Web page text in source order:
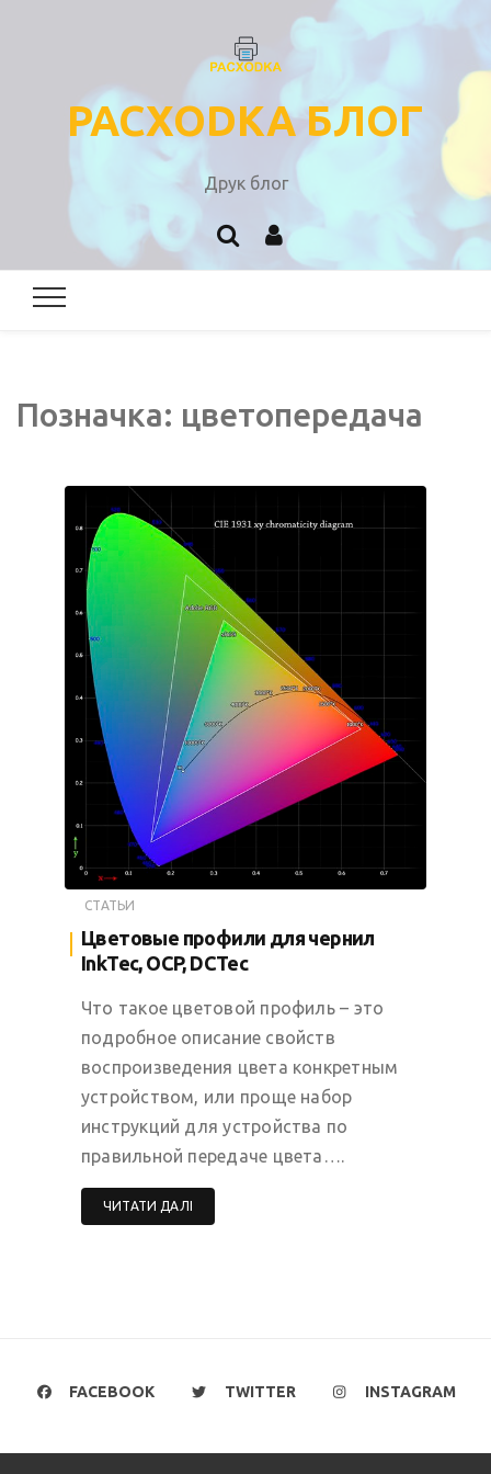
PACXODKA БЛОГ
Друк блог
Позначка: цветопередача
СТАТЬИ
Цветовые профили для чернил
InkTec, OCP, DCTec
Что такое цветовой профиль – это
подробное описание свойств
воспроизведения цвета конкретным
устройством, или проще набор
инструкций для устройства по
правильной передаче цвета….
ЧИТАТИ ДАЛІ
FACEBOOK TWITTER INSTAGRAM